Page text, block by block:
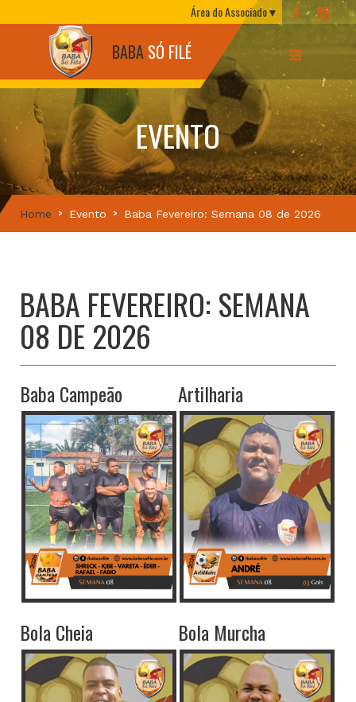
Área do Associado
BABA SÓ FILÉ
EVENTO
Home Evento Baba Fevereiro: Semana 08 de 2026
BABA FEVEREIRO: SEMANA
08 DE 2026
Baba Campeão Artilharia
Bola Cheia Bola Murcha